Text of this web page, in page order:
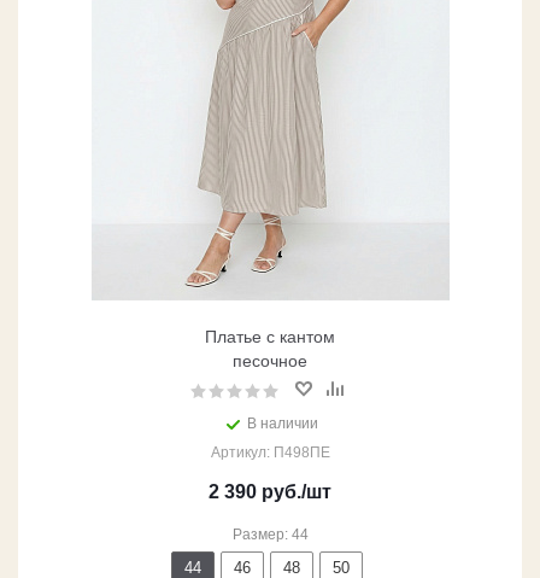
Платье с кантом
песочное
В наличии
Артикул: П498ПЕ
2 390 руб./шт
Размер: 44
44 46 48 50